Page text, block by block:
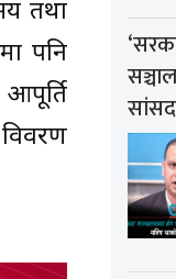
तथा
पनि